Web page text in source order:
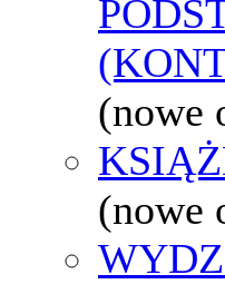
(nowe
(nowe